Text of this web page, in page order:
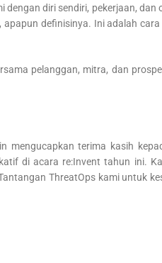
diri sendiri, pekerjaan, dan
definisinya. Ini adalah
pelanggan, mitra, dan
mengucapkan terima kasih
di acara re:Invent tahun ini.
ThreatOps kami untuk